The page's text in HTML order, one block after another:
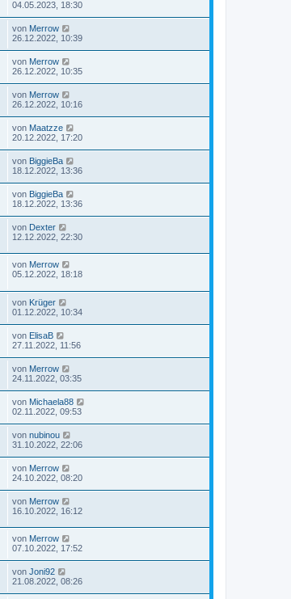
04.05.2023, 18:30
von Merrow
26.12.2022, 10:39
von Merrow
26.12.2022, 10:35
von Merrow
26.12.2022, 10:16
von Maatzze
20.12.2022, 17:20
von BiggieBa
18.12.2022, 13:36
von BiggieBa
18.12.2022, 13:36
von Dexter
12.12.2022, 22:30
von Merrow
05.12.2022, 18:18
von Krüger
01.12.2022, 10:34
von ElisaB
27.11.2022, 11:56
von Merrow
24.11.2022, 03:35
von Michaela88
02.11.2022, 09:53
von nubinou
31.10.2022, 22:06
von Merrow
24.10.2022, 08:20
von Merrow
16.10.2022, 16:12
von Merrow
07.10.2022, 17:52
von Joni92
21.08.2022, 08:26